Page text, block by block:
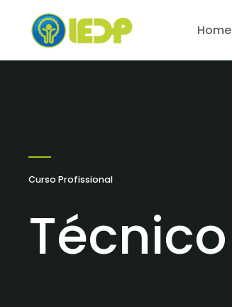
content
Home
Curso Profissional